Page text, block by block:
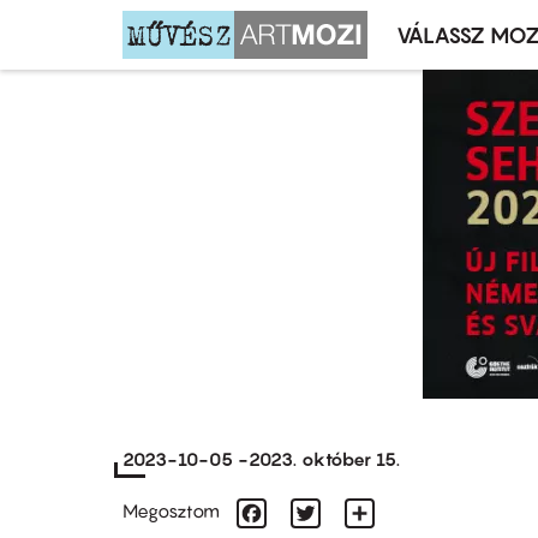
menü
VÁLASSZ
2023-10-05 -2023. október 15.
Megosztom Facebook
Twitter